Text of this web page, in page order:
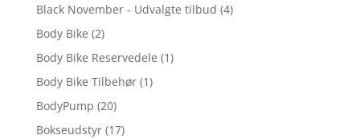
Black November - Udvalgte tilbud (4)
Body Bike (2)
Body Bike Reservedele (1)
Body Bike Tilbehør (1)
BodyPump (20)
Bokseudstyr (17)